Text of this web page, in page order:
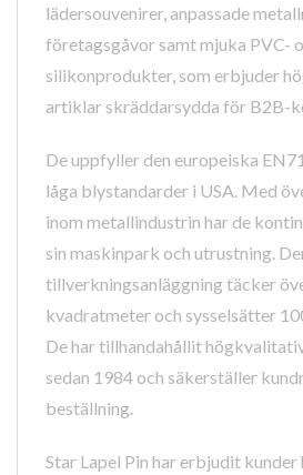
lädersouvenirer, anpassade
företagsgåvor samt mjuka PVC-
silikonprodukter, som erbjuder
artiklar skräddarsydda för B2B-
De uppfyller den europeiska
låga blystandarder i USA. Med
inom metallindustrin har de
sin maskinpark och utrustning.
tillverkningsanläggning täcker
kvadratmeter och sysselsätter
De har tillhandahållit
sedan 1984 och säkerställer
beställning.
Star Lapel Pin har erbjudit